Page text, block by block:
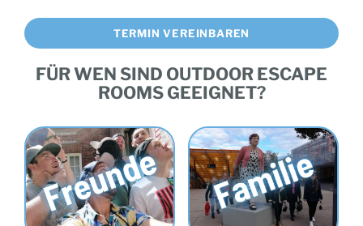
FÜR WEN SIND OUTDOOR ESCAPE
ROOMS GEEIGNET?